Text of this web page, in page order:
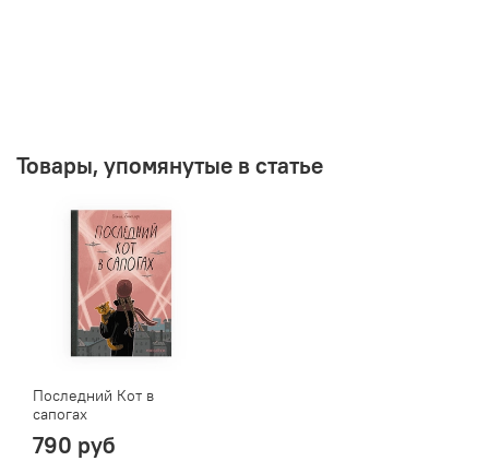
Товары, упомянутые в статье
Последний Кот в
сапогах
790 руб